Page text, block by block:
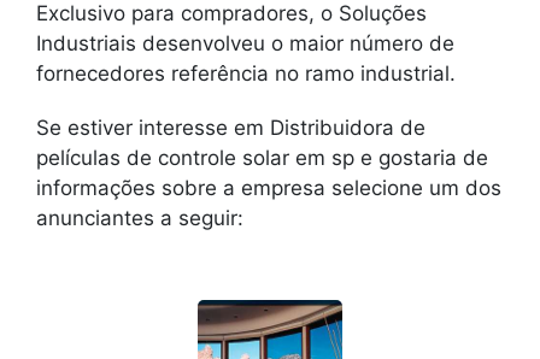
Exclusivo para compradores, o Soluções
Industriais desenvolveu o maior número de
fornecedores referência no ramo industrial.
Se estiver interesse em Distribuidora de
películas de controle solar em sp e gostaria de
informações sobre a empresa selecione um dos
anunciantes a seguir: